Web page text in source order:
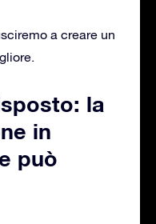
a creare un
la
in
può